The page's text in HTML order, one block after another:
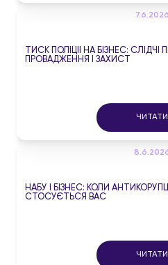
7.6.2026
ТИСК ПОЛІЦІЇ НА БІЗНЕС: СЛІДЧІ
ПРОВАДЖЕННЯ І ЗАХИСТ
ЧИТАТИ
НАБУ І БІЗНЕС: КОЛИ
СТОСУЄТЬСЯ ВАС
ЧИТАТИ